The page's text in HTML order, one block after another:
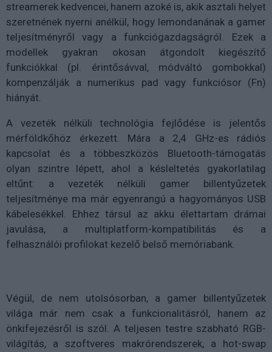
streamerek kedvencei, hanem azoké is, akik asztali helyet
szeretnének nyerni anélkül, hogy lemondanának a gamer
teljesítményről vagy a funkciógazdagságról. Ezek a
modellek gyakran okosan átgondolt kiegészítő
funkciókkal (pl. érintősávval, módváltó gombokkal)
kompenzálják a numerikus pad vagy funkciósor (Fn)
hiányát.
A vezeték nélküli technológia fejlődése is jelentős
mérföldkőhöz érkezett. Mára a 2,4 GHz-es rádiós
kapcsolat és a többeszközös Bluetooth-támogatás
olyan szintre lépett, ahol a késleltetés gyakorlatilag
eltűnt: a vezeték nélküli gamer billentyűzetek
teljesítménye ma már egyenrangú a hagyományos USB
kábelesékkel. Ehhez társul az akku élettartam drámai
javulása, a multiplatform-kompatibilitás és a
felhasználói profilokat kezelő belső memóriabank.
Végül, de nem utolsósorban, a gamer billentyűzetek
világa már nem csak a funkcionalitásról, hanem az
önkifejezésről is szól. A teljesen testre szabható RGB-
világítás, a szoftveres makrórendszerek, a hot-swap